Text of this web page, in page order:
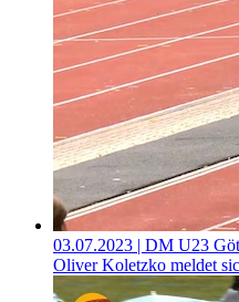
03.07.2023 | DM U23
Oliver Koletzko meldet